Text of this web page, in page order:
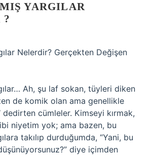
YARGILAR
?
Nelerdir? Gerçekten Değişen
Ah, şu laf sokan, tüyleri diken
de komik olan ama genellikle
dedirten cümleler. Kimseyi kırmak,
niyetim yok; ama bazen, bu
takılıp durduğumda, “Yani, bu
diye içimden